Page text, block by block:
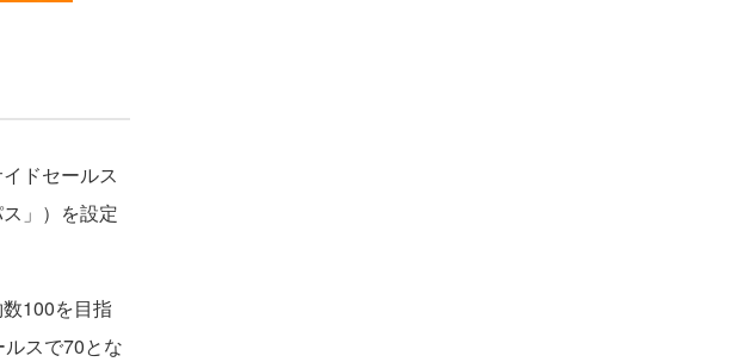
ドセールス
」）を設定
100を目指
スで70とな